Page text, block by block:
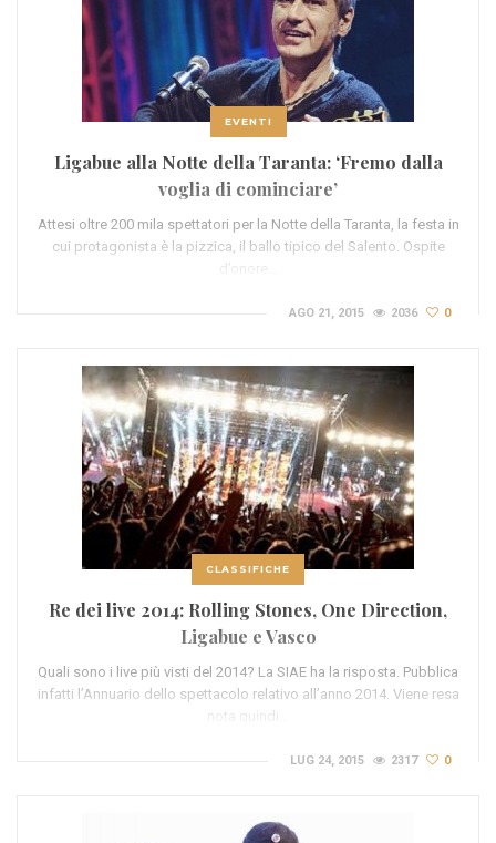
EVENTI
Ligabue alla Notte della Taranta: ‘Fremo dalla
voglia di cominciare’
Attesi oltre 200 mila spettatori per la Notte della Taranta, la festa in
cui protagonista è la pizzica, il ballo tipico del Salento. Ospite
d’onore…
AGO 21, 2015 2036 0
CLASSIFICHE
Re dei live 2014: Rolling Stones, One Direction,
Ligabue e Vasco
Quali sono i live più visti del 2014? La SIAE ha la risposta. Pubblica
infatti l’Annuario dello spettacolo relativo all’anno 2014. Viene resa
nota quindi…
LUG 24, 2015 2317 0